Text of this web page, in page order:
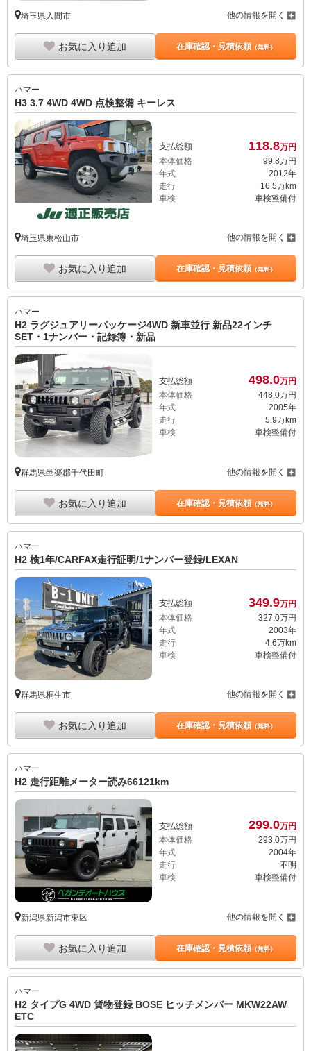
埼玉県入間市 他の情報を開く
お気に入り追加 在庫確認・見積依頼（無料）
ハマー
H3 3.7 4WD 4WD 点検整備 キーレス
支払総額 118.8万円
本体価格
99. 8万円
年式
2012年
走行
16.5万km
車検
車検整備付
埼玉県東松山市 他の情報を開く
お気に入り追加 在庫確認・見積依頼（無料）
ハマー
H2 ラグジュアリーパッケージ4WD 新車並行 新品22インチ
SET・1ナンバー・記録簿・新品
支払総額 498.0万円
本体価格
448.0万円
年式
2005年
走行
5.9万km
車検
車検整備付
群馬県邑楽郡千代田町 他の情報を開く
お気に入り追加 在庫確認・見積依頼（無料）
ハマー
H2 検1年/CARFAX走行証明/1ナンバー登録/LEXAN
支払総額 349.9万円
本体価格
327. 0万円
年式
2003年
走行
4.6万km
車検
車検整備付
群馬県桐生市 他の情報を開く
お気に入り追加 在庫確認・見積依頼（無料）
ハマー
H2 走行距離メーター読み66121km
支払総額 299.0万円
本体価格
293.0万円
年式
2004年
走行
不明
車検
車検整備付
新潟県新潟市東区 他の情報を開く
お気に入り追加 在庫確認・見積依頼（無料）
ハマー
H2 タイプG 4WD 貨物登録 BOSE ヒッチメンバー MKW22AW
ETC